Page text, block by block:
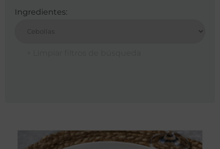
Ingredientes: